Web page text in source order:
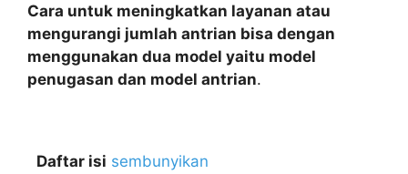
Cara untuk meningkatkan layanan atau
mengurangi jumlah antrian bisa dengan
menggunakan dua model yaitu model
penugasan dan model antrian.
Daftar isi sembunyikan